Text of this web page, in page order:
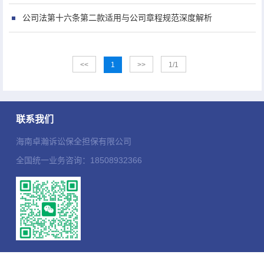
公司法第十六条第二款适用与公司章程规范深度解析
<< 1 >> 1/1
联系我们
海南卓瀚诉讼保全担保有限公司
全国统一业务咨询：18508932366